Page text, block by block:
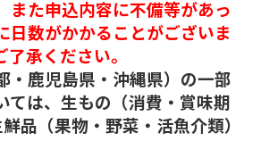
また申込内容に不備等があっ
日数がかかることがございま
承ください。
鹿児島県・沖縄県）の一部
ては、生もの（消費・賞味期
品（果物・野菜・活魚介類）